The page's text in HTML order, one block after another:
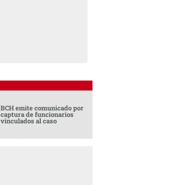
BCH emite comunicado por
captura de funcionarios
vinculados al caso